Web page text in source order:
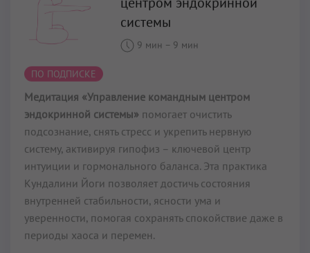
ПО ПОДПИСКЕ
Медитация «Управление командным центром
подсознание, снять стресс и укрепить нервную
систему, активируя гипофиз – ключевой центр
интуиции и гормонального баланса. Эта практика
Кундалини Йоги позволяет достичь состояния
внутренней стабильности, ясности ума и
уверенности, помогая сохранять спокойствие даже в
периоды хаоса и перемен.
Читать далее...